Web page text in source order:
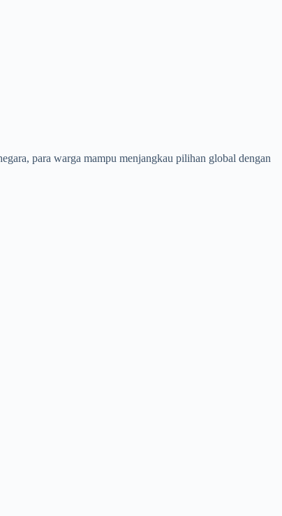
para warga mampu menjangkau pilihan global dengan